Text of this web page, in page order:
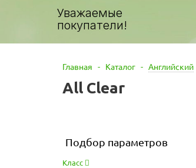
Уважаемые
покупатели!
Главная - Каталог - Английский
All Clear
Подбор параметров
Класс